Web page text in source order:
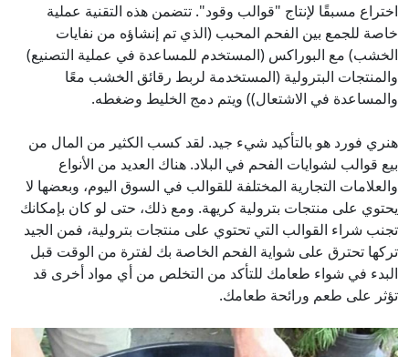
اختراع مسبقًا لإنتاج "قوالب وقود". تتضمن هذه التقنية عملية
خاصة للجمع بين الفحم المحبب (الذي تم إنشاؤه من نفايات
الخشب) مع البوراكس (المستخدم للمساعدة في عملية التصنيع)
والمنتجات البترولية (المستخدمة لربط رقائق الخشب معًا
والمساعدة في الاشتعال)) ويتم دمج الخليط وضغطه.
هنري فورد هو بالتأكيد شيء جيد. لقد كسب الكثير من المال من
بيع قوالب لشوايات الفحم في البلاد. هناك العديد من الأنواع
والعلامات التجارية المختلفة للقوالب في السوق اليوم، وبعضها لا
يحتوي على منتجات بترولية كريهة. ومع ذلك، حتى لو كان بإمكانك
تجنب شراء القوالب التي تحتوي على منتجات بترولية، فمن الجيد
تركها تحترق على شواية الفحم الخاصة بك لفترة من الوقت قبل
البدء في شواء طعامك للتأكد من التخلص من أي مواد أخرى قد
تؤثر على طعم ورائحة طعامك.